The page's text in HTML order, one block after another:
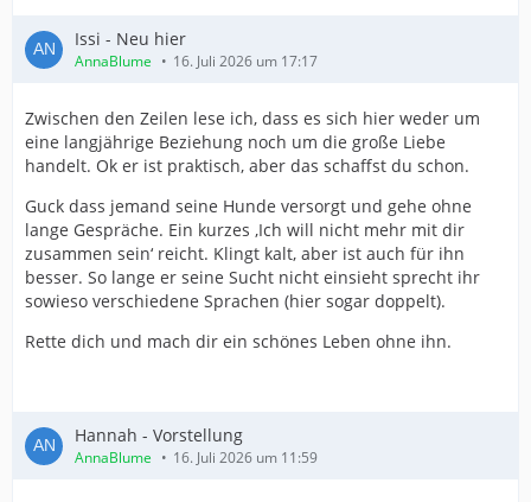
Issi - Neu hier
AnnaBlume 16. Juli 2026 um 17:17
Zwischen den Zeilen lese ich, dass es sich hier weder um
eine langjährige Beziehung noch um die große Liebe
handelt. Ok er ist praktisch, aber das schaffst du schon.
Guck dass jemand seine Hunde versorgt und gehe ohne
lange Gespräche. Ein kurzes ‚Ich will nicht mehr mit dir
zusammen sein‘ reicht. Klingt kalt, aber ist auch für ihn
besser. So lange er seine Sucht nicht einsieht sprecht ihr
sowieso verschiedene Sprachen (hier sogar doppelt).
Rette dich und mach dir ein schönes Leben ohne ihn.
Hannah - Vorstellung
AnnaBlume 16. Juli 2026 um 11:59